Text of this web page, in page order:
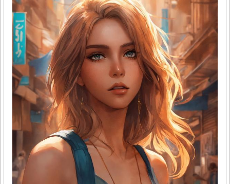
단이 철분과 비타민 B12 섭취에 미치는 영향채식 위주 식단
에서는 철분과 비타민 B12가 결핍되기 쉽다는 점을 알아두셔
야 해요. 철분은 주로 동물성 식품에 많이 포함되어 있기 때문
에, 채식만 하실 경우에는 부족해지기 쉽거든요. 특히 식물성
식품에 존재하는 비헴 철분은 체내 흡수율이 낮기 때문에 같
은..